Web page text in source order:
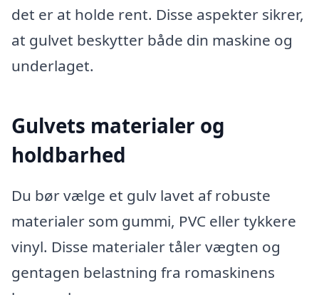
det er at holde rent. Disse aspekter sikrer,
at gulvet beskytter både din maskine og
underlaget.
Gulvets materialer og
holdbarhed
Du bør vælge et gulv lavet af robuste
materialer som gummi, PVC eller tykkere
vinyl. Disse materialer tåler vægten og
gentagen belastning fra romaskinens